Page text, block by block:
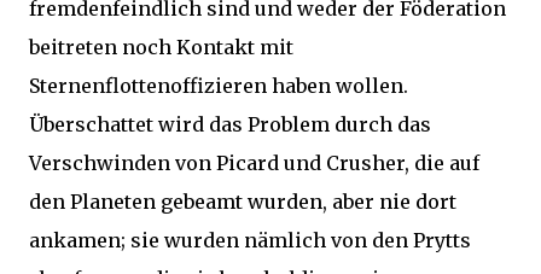
fremdenfeindlich sind und weder der Föderation
beitreten noch Kontakt mit
Sternenflottenoffizieren haben wollen.
Überschattet wird das Problem durch das
Verschwinden von Picard und Crusher, die auf
den Planeten gebeamt wurden, aber nie dort
ankamen; sie wurden nämlich von den Prytts